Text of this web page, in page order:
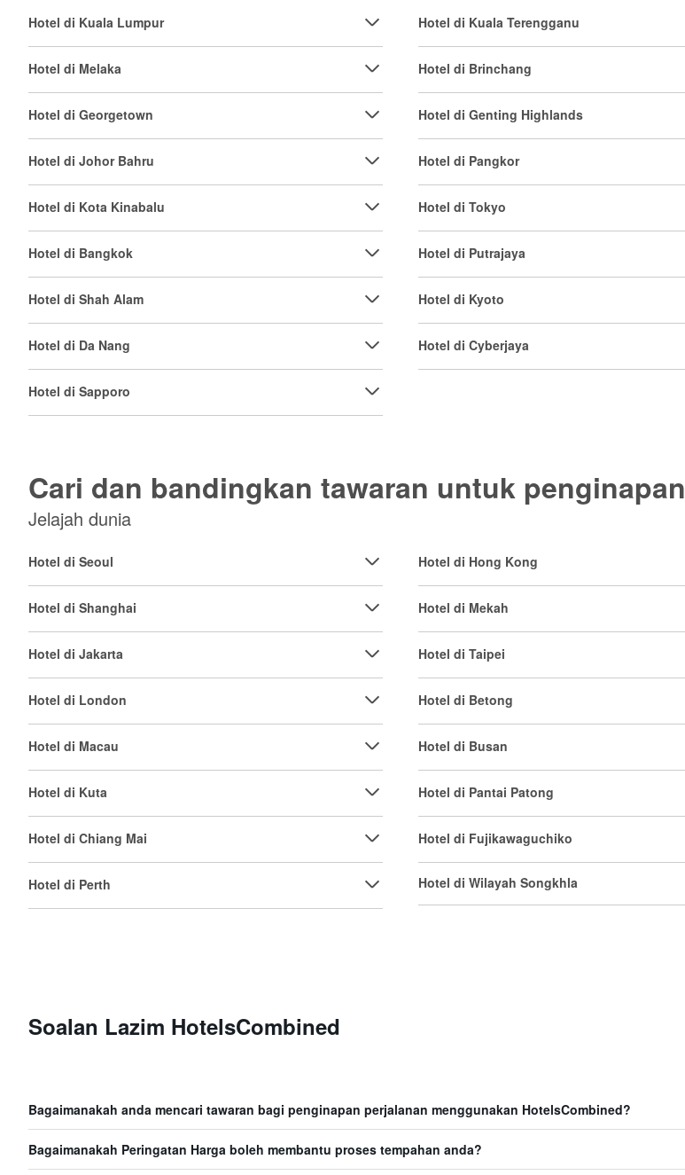
Hotel di Kuala Lumpur
Hotel di Melaka
Hotel di Georgetown
Hotel di Johor Bahru
Hotel di Kota Kinabalu
Hotel di Bangkok
Hotel di Shah Alam
Hotel di Da Nang
Hotel di Sapporo
Hotel di Kuala Terengganu
Hotel di Brinchang
Hotel di Genting Highlands
Hotel di Pangkor
Hotel di Tokyo
Hotel di Putrajaya
Hotel di Kyoto
Hotel di Cyberjaya
Cari dan bandingkan tawaran untuk penginapan
Jelajah dunia
Hotel di Seoul
Hotel di Shanghai
Hotel di Jakarta
Hotel di London
Hotel di Macau
Hotel di Kuta
Hotel di Chiang Mai
Hotel di Perth
Hotel di Hong Kong
Hotel di Mekah
Hotel di Taipei
Hotel di Betong
Hotel di Busan
Hotel di Pantai Patong
Hotel di Fujikawaguchiko
Hotel di Wilayah Songkhla
Soalan Lazim HotelsCombined
Bagaimanakah anda mencari tawaran bagi penginapan perjalanan menggunakan HotelsCombined?
Bagaimanakah Peringatan Harga boleh membantu proses tempahan anda?